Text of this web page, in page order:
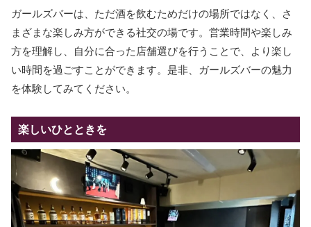
ガールズバーは、ただ酒を飲むためだけの場所ではなく、さ
まざまな楽しみ方ができる社交の場です。営業時間や楽しみ
方を理解し、自分に合った店舗選びを行うことで、より楽し
い時間を過ごすことができます。是非、ガールズバーの魅力
を体験してみてください。
楽しいひとときを